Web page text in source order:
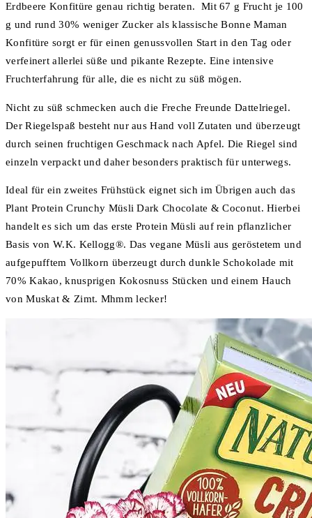
Erdbeere Konfitüre genau richtig beraten. Mit 67 g Frucht je 100
g und rund 30% weniger Zucker als klassische Bonne Maman
Konfitüre sorgt er für einen genussvollen Start in den Tag oder
verfeinert allerlei süße und pikante Rezepte. Eine intensive
Fruchterfahrung für alle, die es nicht zu süß mögen.
Nicht zu süß schmecken auch die Freche Freunde Dattelriegel.
Der Riegelspaß besteht nur aus Hand voll Zutaten und überzeugt
durch seinen fruchtigen Geschmack nach Apfel. Die Riegel sind
einzeln verpackt und daher besonders praktisch für unterwegs.
Ideal für ein zweites Frühstück eignet sich im Übrigen auch das
Plant Protein Crunchy Müsli Dark Chocolate & Coconut. Hierbei
handelt es sich um das erste Protein Müsli auf rein pflanzlicher
Basis von W.K. Kellogg®. Das vegane Müsli aus geröstetem und
aufgepufftem Vollkorn überzeugt durch dunkle Schokolade mit
70% Kakao, knusprigen Kokosnuss Stücken und einem Hauch
von Muskat & Zimt. Mhmm lecker!